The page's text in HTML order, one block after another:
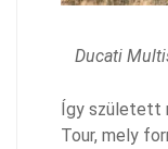
Ducati
Így született
Tour, mely